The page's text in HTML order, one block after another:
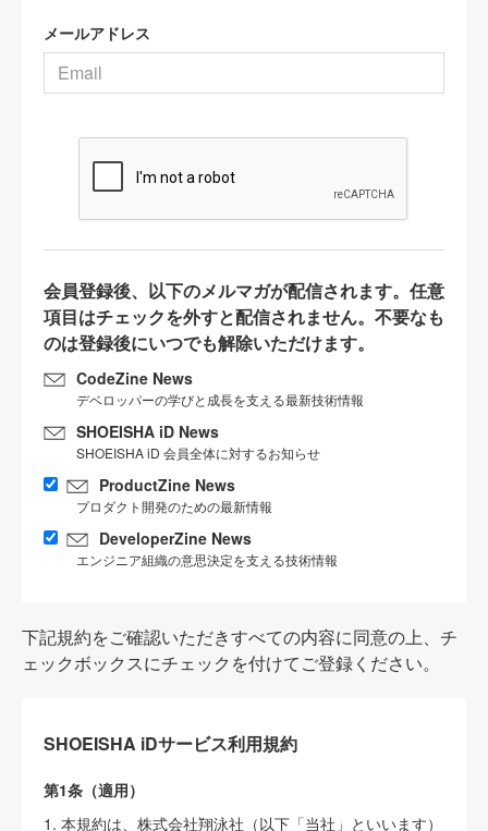
メールアドレス
会員登録後、以下のメルマガが配信されます。任意
項目はチェックを外すと配信されません。不要なも
のは登録後にいつでも解除いただけます。
CodeZine News
デベロッパーの学びと成長を支える最新技術情報
SHOEISHA iD News
SHOEISHA iD 会員全体に対するお知らせ
ProductZine News
プロダクト開発のための最新情報
DeveloperZine News
エンジニア組織の意思決定を支える技術情報
下記規約をご確認いただきすべての内容に同意の上、チ
ェックボックスにチェックを付けてご登録ください。
SHOEISHA iDサービス利用規約
第1条（適用）
1. 本規約は、株式会社翔泳社（以下「当社」といいます）